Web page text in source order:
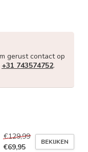
gerust contact op
+31 743574752.
€129,99
€69,95
BEKIJKEN